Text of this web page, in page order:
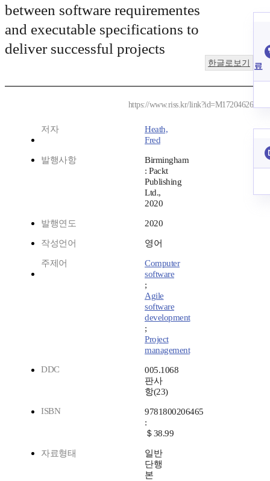
between software requirementes
and executable specifications to
deliver successful projects
한글로보기
https://www.riss.kr/link?id=M17204626
저자
Heath,
Fred
발행사항
Birmingham
: Packt
Publishing
Ltd.,
2020
발행연도 2020
작성언어 영어
주제어
Computer
software
;
Agile
software
development
;
Project
management
DDC
005.1068
판사
항(23)
ISBN
9781800206465
:
＄38.99
자료형태
일반
단행
본
료